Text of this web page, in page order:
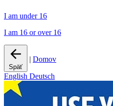
I am under 16
I am 16 or over 16
Späť
| Domov
English Deutsch